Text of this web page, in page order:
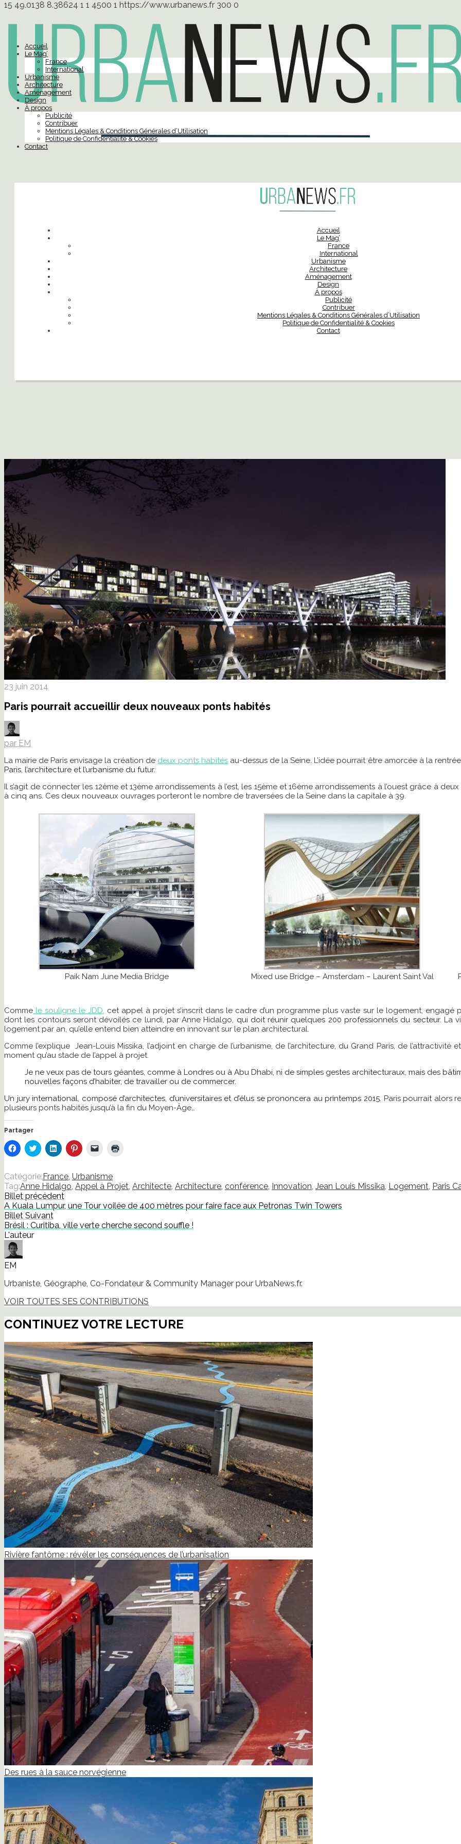
15 49.0138 8.38624 1 1 4500 1 https://www.urbanews.fr 300 0
Accueil
Le Mag’
France
International
Urbanisme
Architecture
Aménagement
Design
À propos
Publicité
Contribuer
Mentions Légales & Conditions Générales d’Utilisation
Politique de Confidentialité & Cookies
Contact
Accueil
Le Mag’
France
International
Urbanisme
Architecture
Aménagement
Design
À propos
Publicité
Contribuer
Mentions Légales & Conditions Générales d’Utilisation
Politique de Confidentialité & Cookies
Contact
23 juin 2014
Paris pourrait accueillir deux nouveaux ponts habités
par EM
La mairie de Paris envisage la création de deux ponts habités au-dessus de la Seine. L’idée pourrait être amorcée à la
Paris, l’architecture et l’urbanisme du futur.
Il s’agit de connecter les 12ème et 13ème arrondissements à l’est, les 15ème et 16ème arrondissements à l’ouest grâce à
à cinq ans. Ces deux nouveaux ouvrages porteront le nombre de traversées de la Seine dans la capitale à 39.
Paik Nam June Media Bridge Mixed use Bridge – Amsterdam – Laurent Saint Val
Comme le souligne le JDD, cet appel à projet s’inscrit dans le cadre d’un programme plus vaste sur le logement,
dont les contours seront dévoilés ce lundi, par Anne Hidalgo, qui doit réunir quelques 200 professionnels du secteur. La
logement par an, qu’elle entend bien atteindre en innovant sur le plan architectural.
Comme l’explique Jean-Louis Missika, l’adjoint en charge de l’urbanisme, de l’architecture, du Grand Paris, de
moment qu’au stade de l’appel à projet.
Je ne veux pas de tours géantes, comme à Londres ou à Abu Dhabi, ni de simples gestes architecturaux, mais des
nouvelles façons d’habiter, de travailler ou de commercer.
Un jury international, composé d’architectes, d’universitaires et d’élus se prononcera au printemps 2015. Paris pourrait alors
plusieurs ponts habités jusqu’à la fin du Moyen-Âge…
Partager
Cliquez
pour
Facebook(ouvre
dans
une
nouvelle
fenêtre)
Cliquez
pour
Twitter(ouvre
dans
une
nouvelle
fenêtre)
Cliquez
pour
LinkedIn(ouvre
dans
une
nouvelle
fenêtre)
Cliquez
pour
Pinterest(ouvre
dans
une
nouvelle
fenêtre)
Cliquer
pour
lien
par
e-
un
dans
une
fenêtre)
Catégorie: France, Urbanisme
Tag:Anne Hidalgo, Appel à Projet, Architecte, Architecture, conférence, Innovation, Jean Louis Missika, Logement, Paris
Billet précédent
A Kuala Lumpur, une Tour voilée de 400 mètres pour faire face aux Petronas Twin Towers
Billet Suivant
Brésil : Curitiba, ville verte cherche second souffle !
L'auteur
EM
Urbaniste, Géographe, Co-Fondateur & Community Manager pour UrbaNews.fr.
VOIR TOUTES SES CONTRIBUTIONS
CONTINUEZ VOTRE LECTURE
Rivière fantôme : révéler les conséquences de l’urbanisation
Des rues à la sauce norvégienne